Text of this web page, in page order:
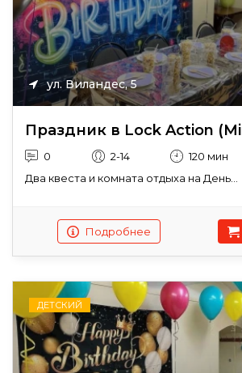
ул. Виландес, 5
Праздник в Lock Action
0 2-14 120 мин
Два квеста и комната отдыха на День...
Подробнее
ДЕТСКИЙ